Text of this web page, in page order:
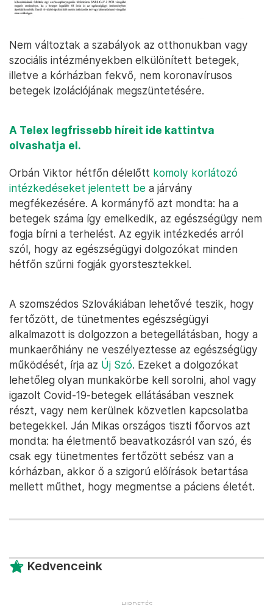
Nem változtak a szabályok az otthonukban vagy
szociális intézményekben elkülönített betegek,
illetve a kórházban fekvő, nem koronavírusos
betegek izolációjának megszüntetésére.
A Telex legfrissebb híreit ide kattintva
olvashatja el.
Orbán Viktor hétfőn délelőtt komoly korlátozó
intézkedéseket jelentett be a járvány
megfékezésére. A kormányfő azt mondta: ha a
betegek száma így emelkedik, az egészségügy nem
fogja bírni a terhelést. Az egyik intézkedés arról
szól, hogy az egészségügyi dolgozókat minden
hétfőn szűrni fogják gyorstesztekkel.
A szomszédos Szlovákiában lehetővé teszik, hogy
fertőzött, de tünetmentes egészségügyi
alkalmazott is dolgozzon a betegellátásban, hogy a
munkaerőhiány ne veszélyeztesse az egészségügy
működését, írja az Új Szó. Ezeket a dolgozókat
lehetőleg olyan munkakörbe kell sorolni, ahol vagy
igazolt Covid-19-betegek ellátásában vesznek
részt, vagy nem kerülnek közvetlen kapcsolatba
betegekkel. Ján Mikas országos tiszti főorvos azt
mondta: ha életmentő beavatkozásról van szó, és
csak egy tünetmentes fertőzött sebész van a
kórházban, akkor ő a szigorú előírások betartása
mellett műthet, hogy megmentse a páciens életét.
Kedvenceink